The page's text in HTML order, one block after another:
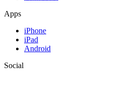
Apps
iPhone
iPad
Android
Social